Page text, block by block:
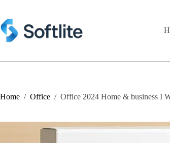
content
Home / Office / Office 2024 Home & business I